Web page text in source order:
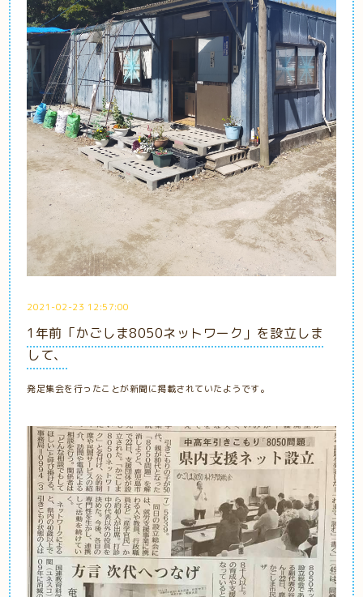
2021-02-23 12:57:00
1年前「かごしま8050ネットワーク」を設立しま
して、
発足集会を行ったことが新聞に掲載されていたようです。